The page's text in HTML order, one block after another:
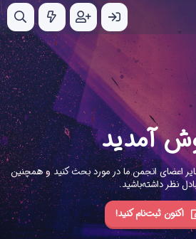
آمدید
اعضای انجمن ما در مورد بحث کنید و همچنین
نظر داشته‌باشید.
اکنون ثبت‌نام کنید!